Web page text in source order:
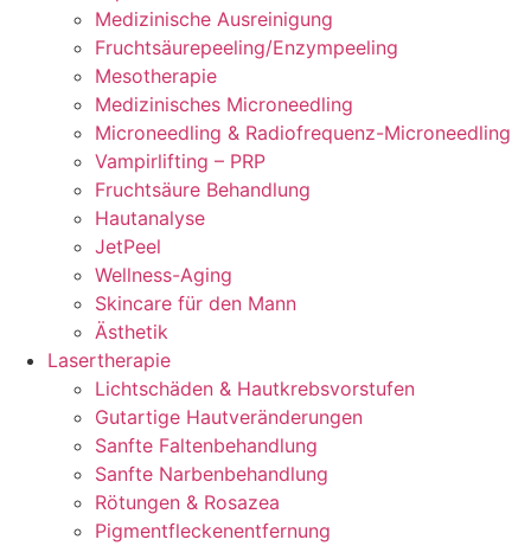
Medizinische Ausreinigung
Fruchtsäurepeeling/Enzympeeling
Mesotherapie
Medizinisches Microneedling
Microneedling & Radiofrequenz-Microneedling
Vampirlifting – PRP
Fruchtsäure Behandlung
Hautanalyse
JetPeel
Wellness-Aging
Skincare für den Mann
Ästhetik
Lasertherapie
Lichtschäden & Hautkrebsvorstufen
Gutartige Hautveränderungen
Sanfte Faltenbehandlung
Sanfte Narbenbehandlung
Rötungen & Rosazea
Pigmentfleckenentfernung